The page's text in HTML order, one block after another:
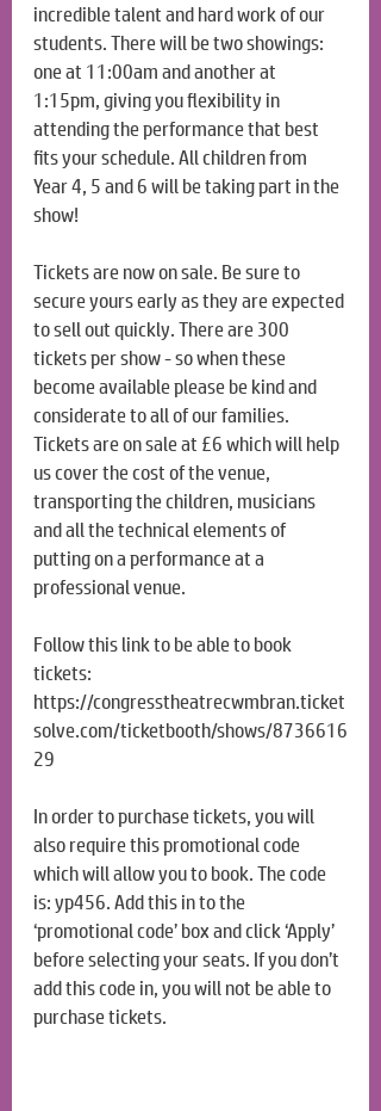
incredible talent and hard work of our
students. There will be two showings:
one at 11:00am and another at
1:15pm, giving you flexibility in
attending the performance that best
fits your schedule. All children from
Year 4, 5 and 6 will be taking part in the
show!
Tickets are now on sale. Be sure to
secure yours early as they are expected
to sell out quickly. There are 300
tickets per show - so when these
become available please be kind and
considerate to all of our families.
Tickets are on sale at £6 which will help
us cover the cost of the venue,
transporting the children, musicians
and all the technical elements of
putting on a performance at a
professional venue.
Follow this link to be able to book
tickets:
https://congresstheatrecwmbran.ticket
solve.com/ticketbooth/shows/8736616
29
In order to purchase tickets, you will
also require this promotional code
which will allow you to book. The code
is: yp456. Add this in to the
‘promotional code’ box and click ‘Apply’
before selecting your seats. If you don’t
add this code in, you will not be able to
purchase tickets.